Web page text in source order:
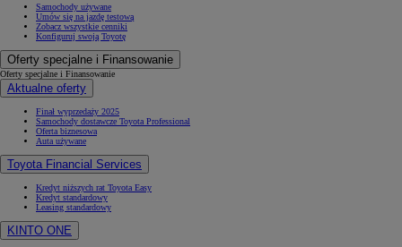
Samochody używane
Umów się na jazdę testową
Zobacz wszystkie cenniki
Konfiguruj swoją Toyotę
Oferty specjalne i Finansowanie
Oferty specjalne i Finansowanie
Aktualne oferty
Finał wyprzedaży 2025
Samochody dostawcze Toyota Professional
Oferta biznesowa
Auta używane
Toyota Financial Services
Kredyt niższych rat Toyota Easy
Kredyt standardowy
Leasing standardowy
KINTO ONE